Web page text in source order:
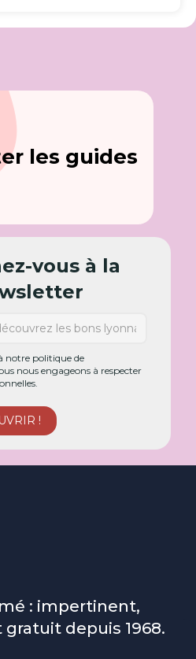
les guides
vous à la
notre politique de
nous engageons à respecter
: impertinent,
depuis 1968.